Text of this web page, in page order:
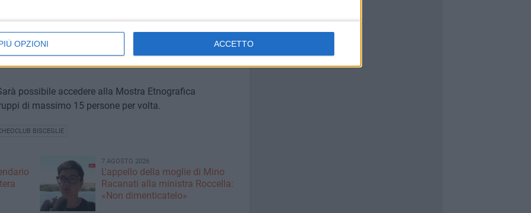
OPZIONI ACCETTO
sarà affiancata dalla proposta della visita alla
", sita nel polo museale molfettese dedicato alla
gestito dalla sede di Molfetta dell'Archeoclub
possibile accedere alla Mostra Etnografica
di massimo 15 persone per volta.
BISCEGLIE
7 AGOSTO 2026
L'appello della moglie di Mino
Racanati alla ministra Roccella:
«Non dimenticatelo»